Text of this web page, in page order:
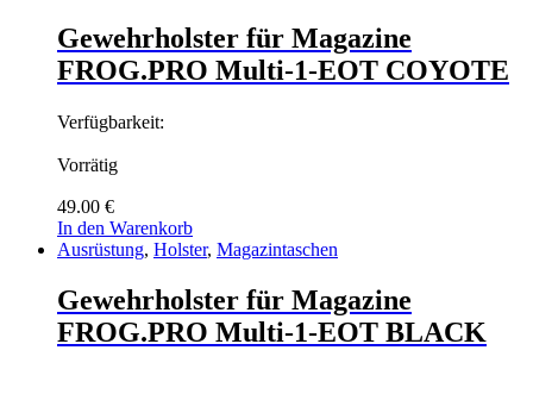
Gewehrholster für Magazine
FROG.PRO Multi-1-EOT COYOTE
Verfügbarkeit:
Vorrätig
49.00 €
In den Warenkorb
Ausrüstung, Holster, Magazintaschen
Gewehrholster für Magazine
FROG.PRO Multi-1-EOT BLACK